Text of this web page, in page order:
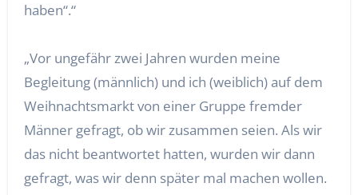
haben“.“
„Vor ungefähr zwei Jahren wurden meine
Begleitung (männlich) und ich (weiblich) auf dem
Weihnachtsmarkt von einer Gruppe fremder
Männer gefragt, ob wir zusammen seien. Als wir
das nicht beantwortet hatten, wurden wir dann
gefragt, was wir denn später mal machen wollen.